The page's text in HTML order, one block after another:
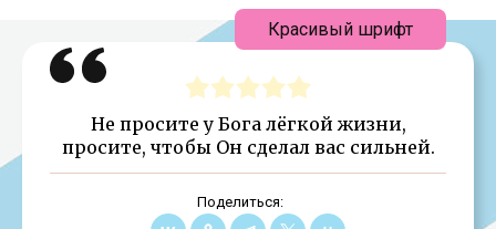
Не просите у Бога лёгкой жизни,
просите, чтобы Он сделал вас сильней.
Поделиться:
Красивый шрифт